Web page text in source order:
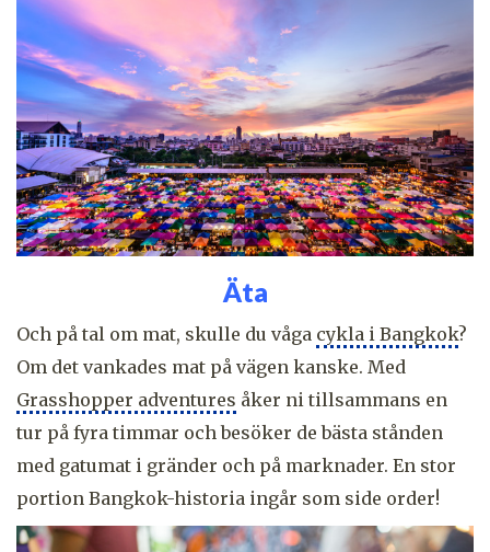
Äta
Och på tal om mat, skulle du våga cykla i Bangkok?
Om det vankades mat på vägen kanske. Med
Grasshopper adventures åker ni tillsammans en
tur på fyra timmar och besöker de bästa stånden
med gatumat i gränder och på marknader. En stor
portion Bangkok-historia ingår som side order!